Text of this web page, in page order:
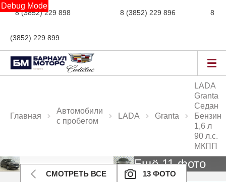
Debug Mode
8 (3852) 229 898 8 (3852) 229 896 8
(3852) 229 899
Главная
Автомобили
с пробегом
LADA Granta
LADA
Granta
Седан
Бензин
1,6 л
90 л.с.
МКПП
СМОТРЕТЬ ВСЕ 13 ФОТО
Ещё 11 фото